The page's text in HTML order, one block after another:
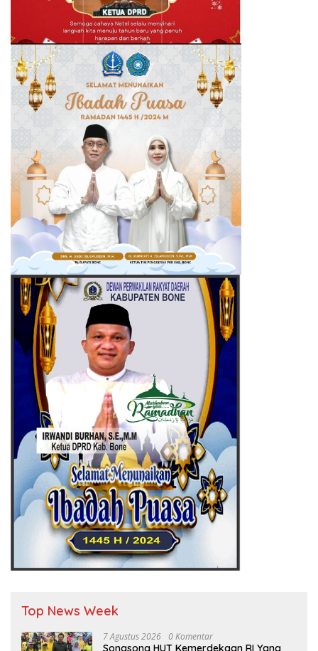
Top News Week
7 Agustus 2026 0 Komentar
Songsong HUT Kemerdekaan RI Yang